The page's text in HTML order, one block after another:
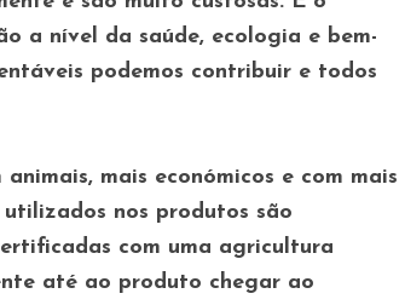
a nível da saúde, ecologia e bem-
podemos contribuir e todos
mais económicos e com mais
nos produtos são
com uma agricultura
até ao produto chegar ao